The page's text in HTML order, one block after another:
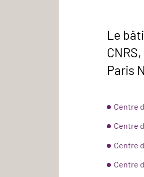
Le
Paris
Centre
Centre
Centre
Centre